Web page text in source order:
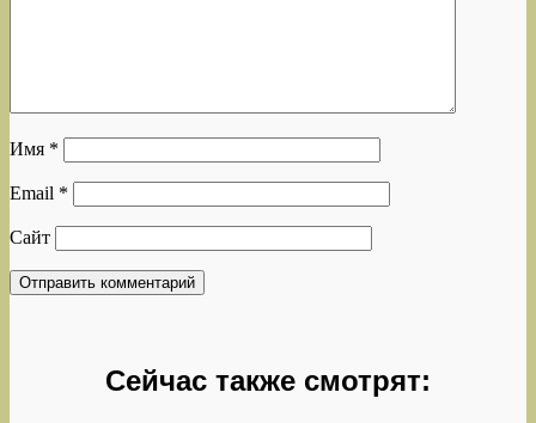
Имя *
Email *
Сайт
Сейчас также смотрят: